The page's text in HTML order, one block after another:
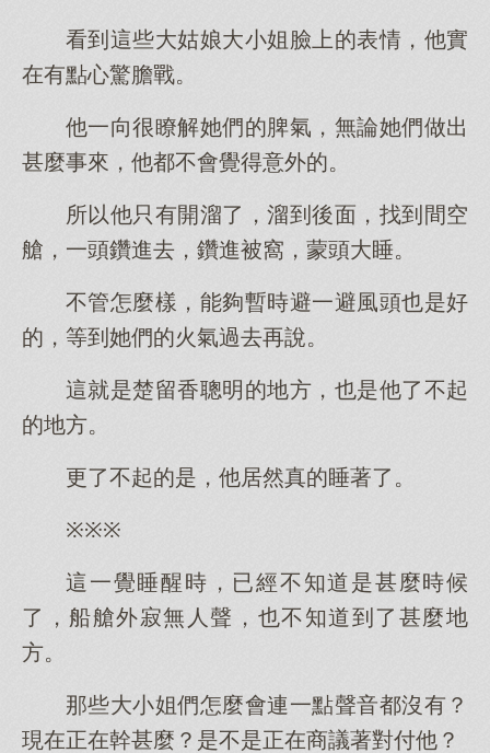
看到這些大姑娘大小姐臉上的表情，他實
在有點心驚膽戰。
他一向很瞭解她們的脾氣，無論她們做出
甚麼事來，他都不會覺得意外的。
所以他只有開溜了，溜到後面，找到間空
艙，一頭鑽進去，鑽進被窩，蒙頭大睡。
不管怎麼樣，能夠暫時避一避風頭也是好
的，等到她們的火氣過去再說。
這就是楚留香聰明的地方，也是他了不起
的地方。
更了不起的是，他居然真的睡著了。
※※※
這一覺睡醒時，已經不知道是甚麼時候
了，船艙外寂無人聲，也不知道到了甚麼地
方。
那些大小姐們怎麼會連一點聲音都沒有？
現在正在幹甚麼？是不是正在商議著對付他？